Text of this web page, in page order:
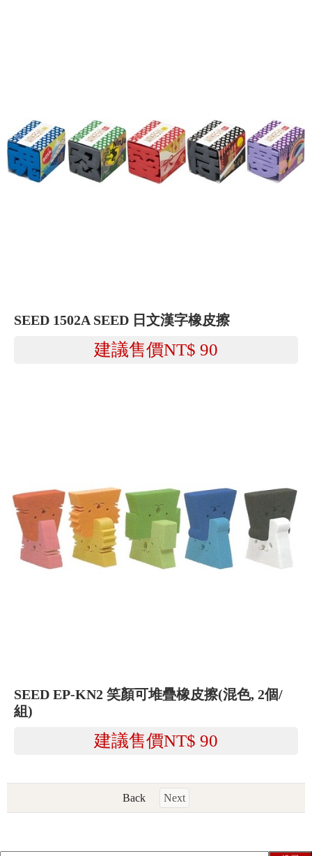
SEED 1502A SEED 日文漢字橡皮擦
建議售價NT$ 90
SEED EP-KN2 笑顏可堆疊橡皮擦(混色, 2個/
組)
建議售價NT$ 90
Back Next